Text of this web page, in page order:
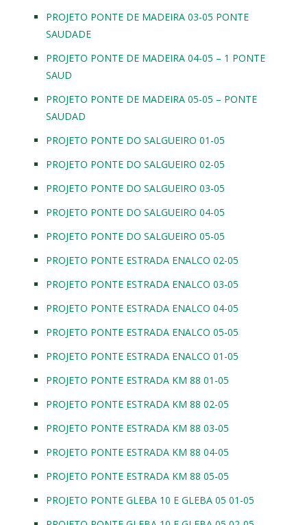
PROJETO PONTE DE MADEIRA 03-05 PONTE
SAUDADE
PROJETO PONTE DE MADEIRA 04-05 – 1 PONTE
SAUD
PROJETO PONTE DE MADEIRA 05-05 – PONTE
SAUDAD
PROJETO PONTE DO SALGUEIRO 01-05
PROJETO PONTE DO SALGUEIRO 02-05
PROJETO PONTE DO SALGUEIRO 03-05
PROJETO PONTE DO SALGUEIRO 04-05
PROJETO PONTE DO SALGUEIRO 05-05
PROJETO PONTE ESTRADA ENALCO 02-05
PROJETO PONTE ESTRADA ENALCO 03-05
PROJETO PONTE ESTRADA ENALCO 04-05
PROJETO PONTE ESTRADA ENALCO 05-05
PROJETO PONTE ESTRADA ENALCO 01-05
PROJETO PONTE ESTRADA KM 88 01-05
PROJETO PONTE ESTRADA KM 88 02-05
PROJETO PONTE ESTRADA KM 88 03-05
PROJETO PONTE ESTRADA KM 88 04-05
PROJETO PONTE ESTRADA KM 88 05-05
PROJETO PONTE GLEBA 10 E GLEBA 05 01-05